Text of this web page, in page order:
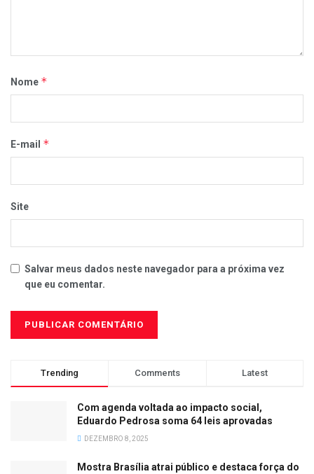
Nome *
E-mail *
Site
Salvar meus dados neste navegador para a próxima vez
que eu comentar.
Trending Comments Latest
Com agenda voltada ao impacto social,
Eduardo Pedrosa soma 64 leis aprovadas
DEZEMBRO 8, 2025
Mostra Brasília atrai público e destaca força do